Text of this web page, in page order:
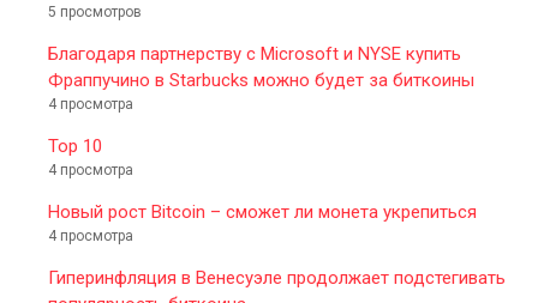
5 просмотров
Благодаря партнерству с Microsoft и NYSE купить
Фраппучино в Starbucks можно будет за биткоины
4 просмотра
Top 10
4 просмотра
Новый рост Bitcoin – сможет ли монета укрепиться
4 просмотра
Гиперинфляция в Венесуэле продолжает подстегивать